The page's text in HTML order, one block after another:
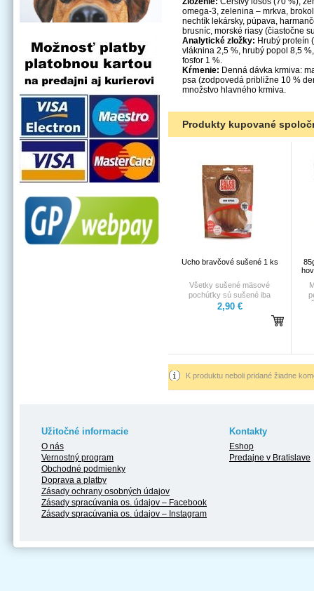
omega-3, zelenina – mrkva,
nechtík lekársky, púpava,
brusníc, morské riasy (čiastočne
Analytické zložky: Hrubý proteín
vláknina 2,5 %, hrubý popol 8,5
fosfor 1 %.
Kŕmenie: Denná dávka krmiva:
psa (zodpovedá približne 10 %
množstvo hlavného krmiva.
Produkty kupované
Ucho bravčové sušené 1 ks
Všetky sušené mäsové
pochúťky sú sušené iba
horúcim vzduchom bez
pridaných látok, nie je použitá
žiadna chémia. Na sušenie sa
množstva vitamínov.
2,90 €
K produktu neboli pridané žiadne
Užitočné informacie Kontakty
O nás
Vernostný program
Obchodné podmienky
Doprava a platby
Zásady ochrany osobných údajov
Zásady spracúvania os. údajov – Facebook
Zásady spracúvania os. údajov – Instagram
Eshop
Predajne v Bratislave